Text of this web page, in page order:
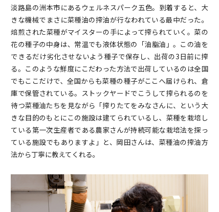
淡路島の洲本市にあるウェルネスパーク五色。到着すると、大
きな機械でまさに菜種油の搾油が行なわれている最中だった。
焙煎された菜種がマイスターの手によって搾られていく。菜の
花の種子の中身は、常温でも液体状態の「油脂油」。この油を
できるだけ劣化させないよう種子で保存し、出荷の3日前に搾
る。このような鮮度にこだわった方法で出荷しているのは全国
でもここだけで、全国からも菜種の種子がここへ届けられ、倉
庫で保管されている。ストックヤードでこうして搾られるのを
待つ菜種油たちを見ながら「搾りたてをみなさんに、という大
きな目的のもとにこの施設は建てられているし、菜種を栽培し
ている第一次生産者である農家さんが持続可能な栽培法を探っ
ている施設でもありますよ」と、岡田さんは、菜種油の搾油方
法から丁寧に教えてくれる。